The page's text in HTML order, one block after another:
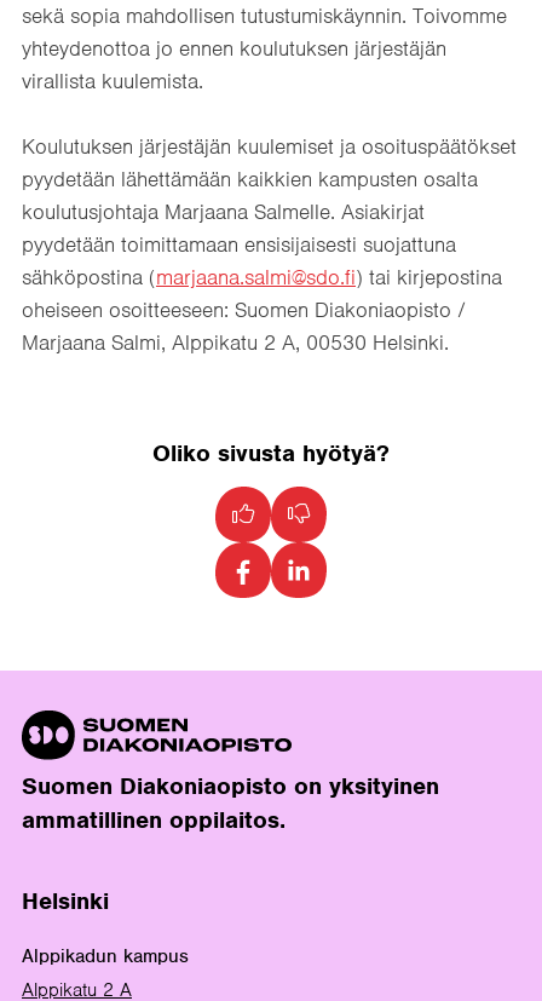
sekä sopia mahdollisen tutustumiskäynnin. Toivomme
yhteydenottoa jo ennen koulutuksen järjestäjän
virallista kuulemista.
Koulutuksen järjestäjän kuulemiset ja osoituspäätökset
pyydetään lähettämään kaikkien kampusten osalta
koulutusjohtaja Marjaana Salmelle. Asiakirjat
pyydetään toimittamaan ensisijaisesti suojattuna
sähköpostina (marjaana.salmi@sdo.fi) tai kirjepostina
oheiseen osoitteeseen: Suomen Diakoniaopisto /
Marjaana Salmi, Alppikatu 2 A, 00530 Helsinki.
Oliko sivusta hyötyä?
Suomen Diakoniaopisto on yksityinen
ammatillinen oppilaitos.
Helsinki
Alppikadun kampus
Alppikatu 2 A